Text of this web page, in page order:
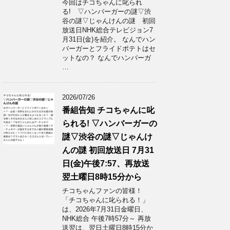
今回はチコちゃんに叱られ
る! ▽ハンバーガーの謎▽渋
谷の謎▽じゃんけんの謎 初回
放送日NHK総合テレビジョン7
月31日(金)を紹介。 なんでハン
バーガーとフライドポテトはセ
ットなの？ なんでハンバーガ
…
2026/07/26
番組告知 チコちゃんに叱
られる! ▽ハンバーガーの
謎▽渋谷の謎▽じゃんけ
んの謎 初回放送日 7月31
日(金)午後7:57、再放送
翌土曜日8時15分から
チコちゃんファンの皆様！
「チコちゃんに叱られる！」​
は、2026年7月31日金曜日、
NHK総合 午後7時57分～ 再放
送翌は、翌日土曜日8時15分か